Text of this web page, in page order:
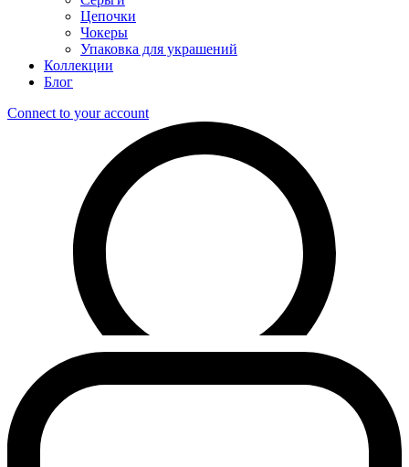
Цепочки
Чокеры
Упаковка для украшений
Коллекции
Блог
Connect to your account